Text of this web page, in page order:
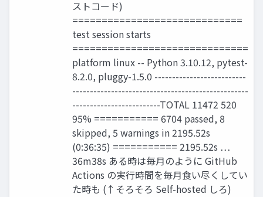
ストコード)
=============================
test session starts
==============================
platform linux -- Python 3.10.12, pytest-
8.2.0, pluggy-1.5.0 --------------------------
--------------------------------------------------
-------------------------TOTAL 11472 520
95% =========== 6704 passed, 8
skipped, 5 warnings in 2195.52s
(0:36:35) =========== 2195.52s …
36m38s ある時は毎月のように GitHub
Actions の実行時間を毎月食い尽くしてい
た時も (↑そろそろ Self-hosted しろ)